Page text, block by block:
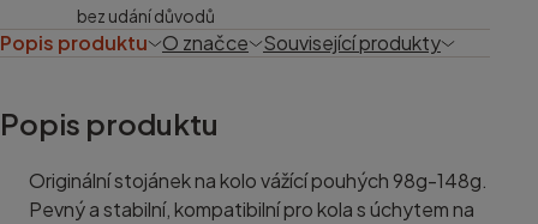
bez udání důvodů
Popis produktu O značce Související produkty
Popis produktu
Originální stojánek na kolo vážící pouhých 98g-148g.
Pevný a stabilní, kompatibilní pro kola s úchytem na